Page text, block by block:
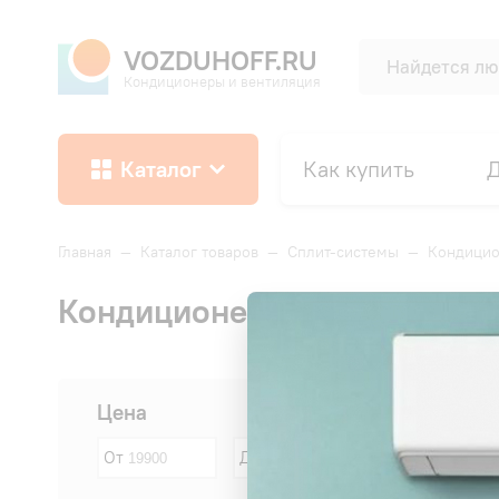
VOZDUHOFF.RU
Кондиционеры и вентиляция
Каталог Как купить
Главная — Каталог товаров — Сплит-системы —
Кондиционеры Dahatsu
Цена
От До